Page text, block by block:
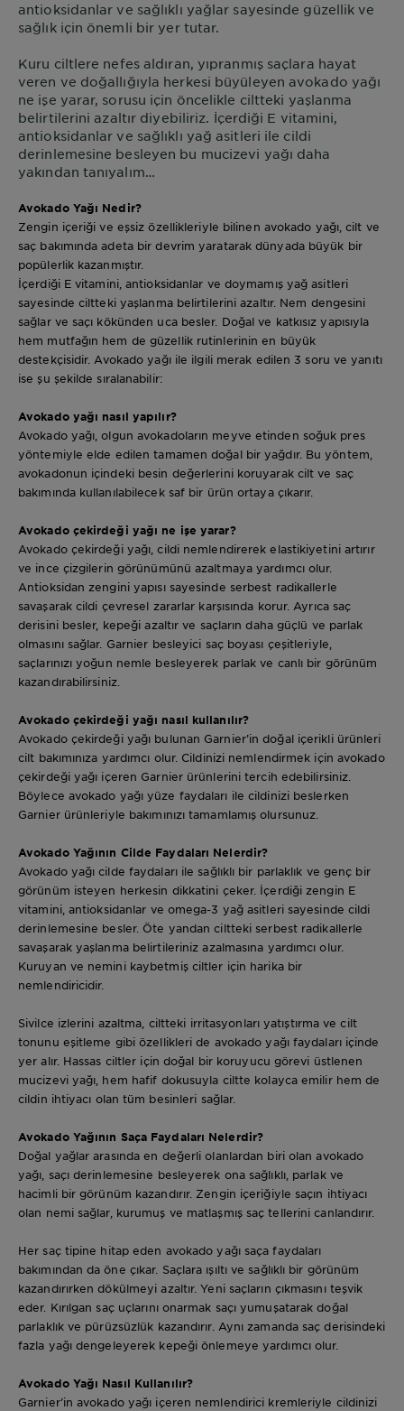
antioksidanlar ve sağlıklı yağlar sayesinde güzellik ve
sağlık için önemli bir yer tutar.
Kuru ciltlere nefes aldıran, yıpranmış saçlara hayat
veren ve doğallığıyla herkesi büyüleyen avokado yağı
ne işe yarar, sorusu için öncelikle ciltteki yaşlanma
belirtilerini azaltır diyebiliriz. İçerdiği E vitamini,
antioksidanlar ve sağlıklı yağ asitleri ile cildi
derinlemesine besleyen bu mucizevi yağı daha
yakından tanıyalım…
Avokado Yağı Nedir?
Zengin içeriği ve eşsiz özellikleriyle bilinen avokado yağı, cilt ve
saç bakımında adeta bir devrim yaratarak dünyada büyük bir
popülerlik kazanmıştır.
İçerdiği E vitamini, antioksidanlar ve doymamış yağ asitleri
sayesinde ciltteki yaşlanma belirtilerini azaltır. Nem dengesini
sağlar ve saçı kökünden uca besler. Doğal ve katkısız yapısıyla
hem mutfağın hem de güzellik rutinlerinin en büyük
destekçisidir. Avokado yağı ile ilgili merak edilen 3 soru ve yanıtı
ise şu şekilde sıralanabilir:
Avokado yağı nasıl yapılır?
Avokado yağı, olgun avokadoların meyve etinden soğuk pres
yöntemiyle elde edilen tamamen doğal bir yağdır. Bu yöntem,
avokadonun içindeki besin değerlerini koruyarak cilt ve saç
bakımında kullanılabilecek saf bir ürün ortaya çıkarır.
Avokado çekirdeği yağı ne işe yarar?
Avokado çekirdeği yağı, cildi nemlendirerek elastikiyetini artırır
ve ince çizgilerin görünümünü azaltmaya yardımcı olur.
Antioksidan zengini yapısı sayesinde serbest radikallerle
savaşarak cildi çevresel zararlar karşısında korur. Ayrıca saç
derisini besler, kepeği azaltır ve saçların daha güçlü ve parlak
olmasını sağlar. Garnier besleyici saç boyası çeşitleriyle,
saçlarınızı yoğun nemle besleyerek parlak ve canlı bir görünüm
kazandırabilirsiniz.
Avokado çekirdeği yağı nasıl kullanılır?
Avokado çekirdeği yağı bulunan Garnier’in doğal içerikli ürünleri
cilt bakımınıza yardımcı olur. Cildinizi nemlendirmek için avokado
çekirdeği yağı içeren Garnier ürünlerini tercih edebilirsiniz.
Böylece avokado yağı yüze faydaları ile cildinizi beslerken
Garnier ürünleriyle bakımınızı tamamlamış olursunuz.
Avokado Yağının Cilde Faydaları Nelerdir?
Avokado yağı cilde faydaları ile sağlıklı bir parlaklık ve genç bir
görünüm isteyen herkesin dikkatini çeker. İçerdiği zengin E
vitamini, antioksidanlar ve omega-3 yağ asitleri sayesinde cildi
derinlemesine besler. Öte yandan ciltteki serbest radikallerle
savaşarak yaşlanma belirtileriniz azalmasına yardımcı olur.
Kuruyan ve nemini kaybetmiş ciltler için harika bir
nemlendiricidir.
Sivilce izlerini azaltma, ciltteki irritasyonları yatıştırma ve cilt
tonunu eşitleme gibi özellikleri de avokado yağı faydaları içinde
yer alır. Hassas ciltler için doğal bir koruyucu görevi üstlenen
mucizevi yağı, hem hafif dokusuyla ciltte kolayca emilir hem de
cildin ihtiyacı olan tüm besinleri sağlar.
Avokado Yağının Saça Faydaları Nelerdir?
Doğal yağlar arasında en değerli olanlardan biri olan avokado
yağı, saçı derinlemesine besleyerek ona sağlıklı, parlak ve
hacimli bir görünüm kazandırır. Zengin içeriğiyle saçın ihtiyacı
olan nemi sağlar, kurumuş ve matlaşmış saç tellerini canlandırır.
Her saç tipine hitap eden avokado yağı saça faydaları
bakımından da öne çıkar. Saçlara ışıltı ve sağlıklı bir görünüm
kazandırırken dökülmeyi azaltır. Yeni saçların çıkmasını teşvik
eder. Kırılgan saç uçlarını onarmak saçı yumuşatarak doğal
parlaklık ve pürüzsüzlük kazandırır. Aynı zamanda saç derisindeki
fazla yağı dengeleyerek kepeği önlemeye yardımcı olur.
Avokado Yağı Nasıl Kullanılır?
Garnier’in avokado yağı içeren nemlendirici kremleriyle cildinizi